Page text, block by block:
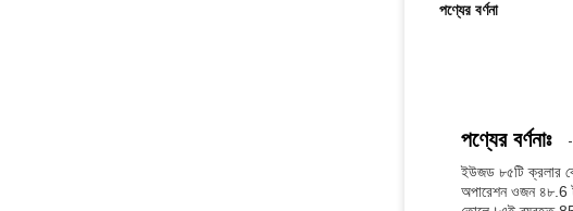
পণ্যের বর্ণনা
পণ্যের বর্ণনাঃ
ইউজড ৮৫টি ক্রলার
অপারেশন ওজন ৪৮.6